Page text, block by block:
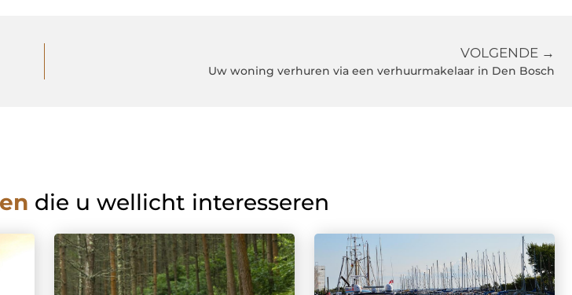
VOLGENDE →
Uw woning verhuren via een verhuurmakelaar in Den Bosch
die u wellicht interesseren